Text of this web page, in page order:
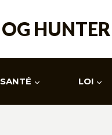
OG HUNTER
SANTÉ LOI